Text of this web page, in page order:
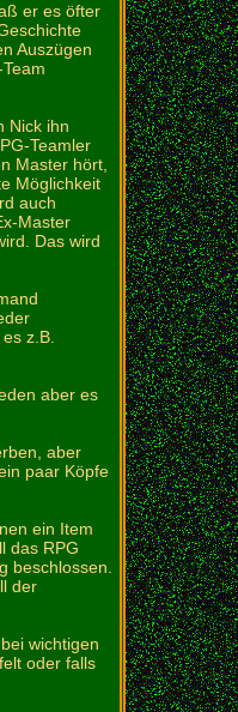
er es öfter
Auszügen
Nick ihn
Teamler
Master hört,
Möglichkeit
auch
Master
Das wird
z.B.
aber es
aber
paar Köpfe
ein Item
das RPG
beschlossen.
der
wichtigen
oder falls